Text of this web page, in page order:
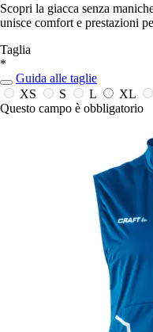
Scopri la giacca senza
unisce comfort e prestazioni
Taglia
*
Guida alle taglie
XS
S L XL
Questo campo è obbligatorio